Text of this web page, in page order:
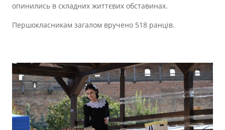
опинились в складних життєвих обставинах.
Першокласникам загалом вручено 518 ранців.